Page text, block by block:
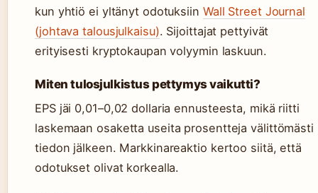
kun yhtiö ei yltänyt odotuksiin Wall Street Journal
(johtava talousjulkaisu). Sijoittajat pettyivät
erityisesti kryptokaupan volyymin laskuun.
Miten tulosjulkistus pettymys vaikutti?
EPS jäi 0,01–0,02 dollaria ennusteesta, mikä riitti
laskemaan osaketta useita prosentteja välittömästi
tiedon jälkeen. Markkinareaktio kertoo siitä, että
odotukset olivat korkealla.